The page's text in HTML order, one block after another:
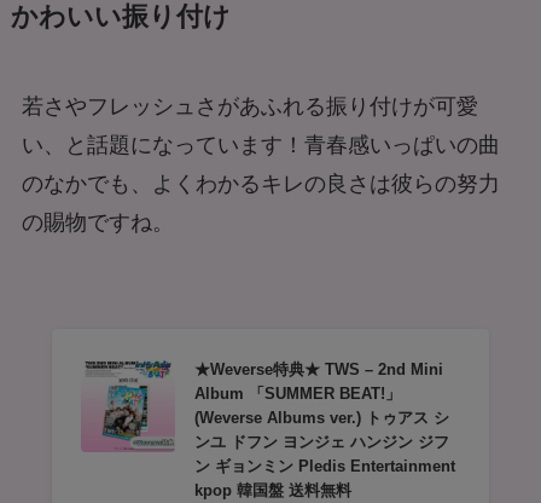
かわいい振り付け
若さやフレッシュさがあふれる振り付けが可愛
い、と話題になっています！青春感いっぱいの曲
のなかでも、よくわかるキレの良さは彼らの努力
の賜物ですね。
★Weverse特典★ TWS – 2nd Mini
Album 「SUMMER BEAT!」
(Weverse Albums ver.) トゥアス シ
ンユ ドフン ヨンジェ ハンジン ジフ
ン ギョンミン Pledis Entertainment
kpop 韓国盤 送料無料